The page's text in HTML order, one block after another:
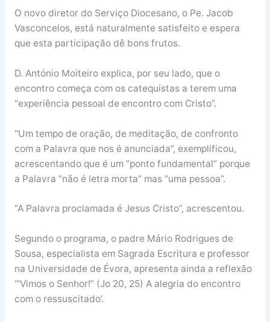
O novo diretor do Serviço Diocesano, o Pe. Jacob
Vasconcelos, está naturalmente satisfeito e espera
que esta participação dê bons frutos.
D. António Moiteiro explica, por seu lado, que o
encontro começa com os catequistas a terem uma
“experiência pessoal de encontro com Cristo”.
“Um tempo de oração, de meditação, de confronto
com a Palavra que nos é anunciada”, exemplificou,
acrescentando que é um “ponto fundamental” porque
a Palavra “não é letra morta” mas “uma pessoa”.
“A Palavra proclamada é Jesus Cristo”, acrescentou.
Segundo o programa, o padre Mário Rodrigues de
Sousa, especialista em Sagrada Escritura e professor
na Universidade de Évora, apresenta ainda a reflexão
‘“Vimos o Senhor!” (Jo 20, 25) A alegria do encontro
com o ressuscitado’.